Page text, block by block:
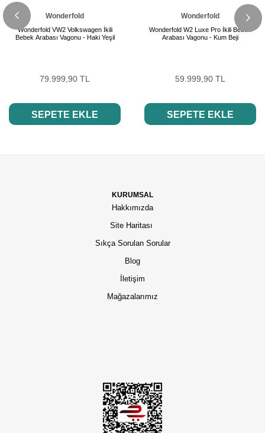
Wonderfold
Wonderfold VW2 Volkswagen İkili
Bebek Arabası Vagonu - Haki Yeşil
79.999,90 TL
SEPETE EKLE
Wonderfold
Wonderfold W2 Luxe Pro İkili Bebek
Arabası Vagonu - Kum Beji
59.999,90 TL
SEPETE EKLE
KURUMSAL
Hakkımızda
Site Haritası
Sıkça Sorulan Sorular
Blog
İletişim
Mağazalarımız